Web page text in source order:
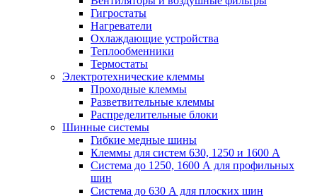
Гигростаты
Нагреватели
Охлаждающие устройства
Теплообменники
Термостаты
Электротехнические клеммы
Проходные клеммы
Разветвительные клеммы
Распределительные блоки
Шинные системы
Гибкие медные шины
Клеммы для систем 630, 1250 и 1600 А
Система до 1250, 1600 А для профильных
шин
Система до 630 А для плоских шин